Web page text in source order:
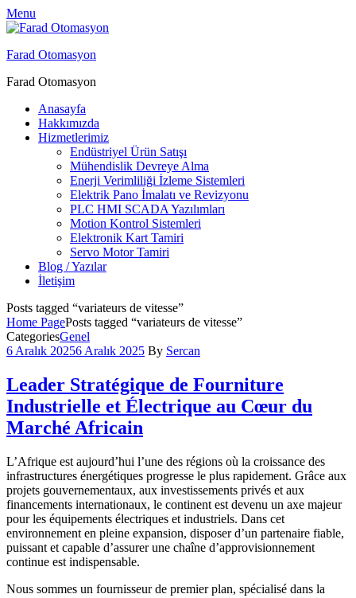
Menu
Farad Otomasyon
Farad Otomasyon
Anasayfa
Hakkımızda
Hizmetlerimiz
Endüstriyel Ürün Satışı
Mühendislik Devreye Alma
Enerji Verimliliği İzleme Sistemleri
Elektrik Pano İmalatı ve Revizyonu
PLC HMI SCADA Yazılımları
Motion Kontrol Sistemleri
Elektronik Kart Tamiri
Servo Motor Tamiri
Blog / Yazılar
İletişim
Posts tagged “variateurs de vitesse”
Home PagePosts tagged “variateurs de vitesse”
CategoriesGenel
6 Aralık 20256 Aralık 2025 By Sercan
Leader Stratégique de Fourniture
Industrielle et Électrique au Cœur du
Marché Africain
L’Afrique est aujourd’hui l’une des régions où la croissance des
infrastructures énergétiques progresse le plus rapidement. Grâce aux
projets gouvernementaux, aux investissements privés et aux
financements internationaux, le continent est devenu un axe majeur
pour les équipements électriques et industriels. Dans cet
environnement en pleine expansion, disposer d’un partenaire fiable,
puissant et capable d’assurer une chaîne d’approvisionnement
continue est indispensable.
Nous sommes un fournisseur de premier plan, spécialisé dans la